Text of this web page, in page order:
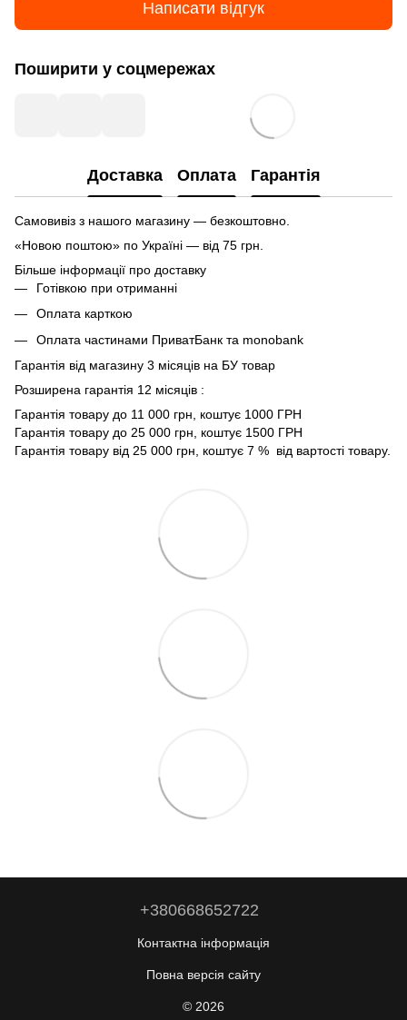
Написати відгук
Поширити у соцмережах
Доставка Оплата Гарантія
Самовивіз з нашого магазину — безкоштовно.
«Новою поштою» по Україні — від 75 грн.
Більше інформації про доставку
Готівкою при отриманні
Оплата карткою
Оплата частинами ПриватБанк та monobank
Гарантія від магазину 3 місяців на БУ товар
Розширена гарантія 12 місяців :
Гарантія товару до 11 000 грн, коштує 1000 ГРН
Гарантія товару до 25 000 грн, коштує 1500 ГРН
Гарантія товару від 25 000 грн, коштує 7 % від вартості товару.
+380668652722
Контактна інформація
Повна версія сайту
© 2026